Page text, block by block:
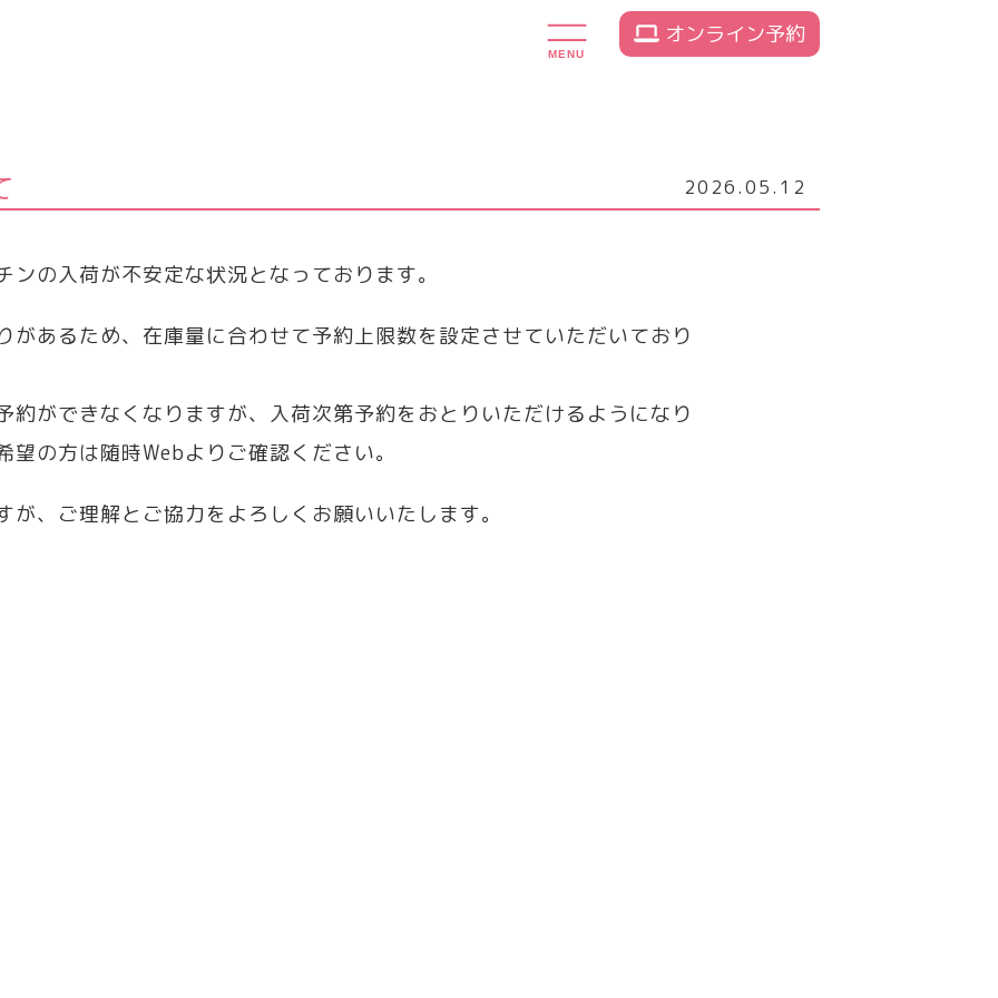
MENU
オンライン予約
2026.05.12
ンの入荷が不安定な状況となっております。
があるため、在庫量に合わせて予約上限数を設定させていただいており
約ができなくなりますが、入荷次第予約をおとりいただけるようになり
望の方は随時Webよりご確認ください。
が、ご理解とご協力をよろしくお願いいたします。